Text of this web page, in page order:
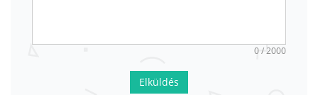
0 / 2000
Elküldés